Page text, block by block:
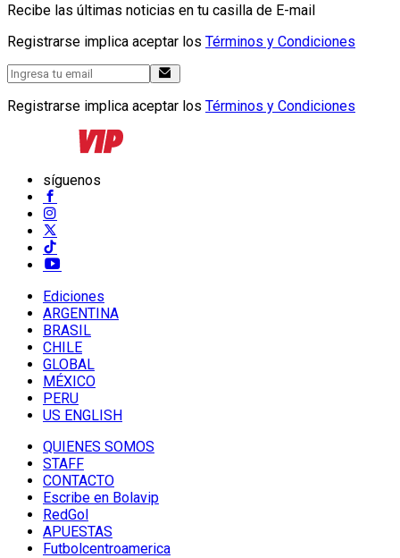
Recibe las últimas noticias en tu casilla de E-mail
Registrarse implica aceptar los Términos y Condiciones
Registrarse implica aceptar los Términos y Condiciones
síguenos
Ediciones
ARGENTINA
BRASIL
CHILE
GLOBAL
MÉXICO
PERU
US ENGLISH
QUIENES SOMOS
STAFF
CONTACTO
Escribe en Bolavip
RedGol
APUESTAS
Futbolcentroamerica